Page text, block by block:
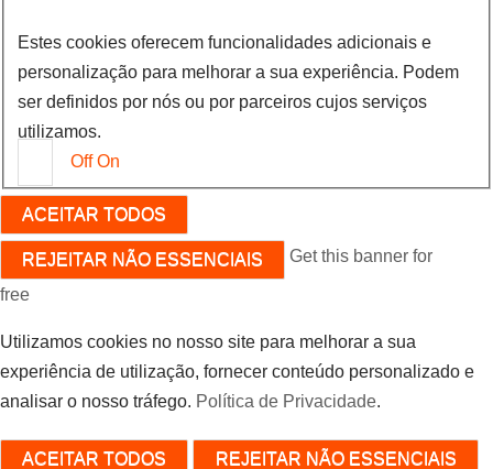
Estes cookies oferecem funcionalidades adicionais e
personalização para melhorar a sua experiência. Podem
ser definidos por nós ou por parceiros cujos serviços
utilizamos.
Off On
ACEITAR TODOS
REJEITAR NÃO ESSENCIAIS Get this banner for
free
Utilizamos cookies no nosso site para melhorar a sua
experiência de utilização, fornecer conteúdo personalizado e
analisar o nosso tráfego. Política de Privacidade.
ACEITAR TODOS REJEITAR NÃO ESSENCIAIS